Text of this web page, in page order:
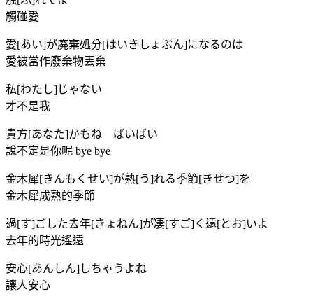
觸碰愛
愛[あい]が廃棄処分[はいきしょぶん]になるのは
愛被當作廢棄物丟棄
私[わたし]じゃない
才不是我
貴方[あなた]かもね ばいばい
說不定是你呢 bye bye
金木犀[きんもくせい]が熟[う]れる季節[きせつ]を
金木犀成熟的季節
過[す]ごした去年[きょねん]が凄[すご]く遠[とお]いよ
去年的時光遙遠
安心[あんしん]しちゃうよね
讓人安心